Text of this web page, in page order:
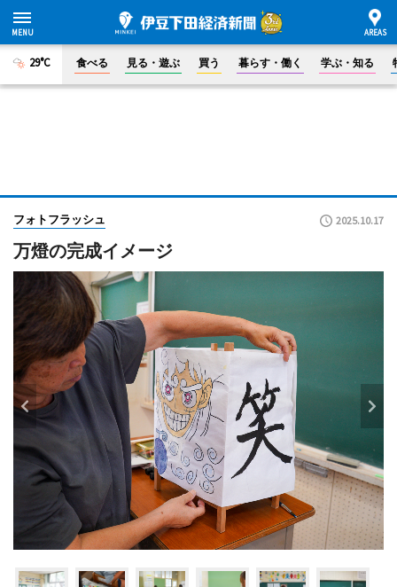
29°C 食べる 見る・遊ぶ 買う 暮らす・働く 学ぶ・知る
フォトフラッシュ 2025.10.17
万燈の完成イメージ